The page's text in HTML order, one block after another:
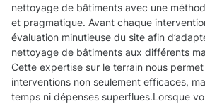
nettoyage de bâtiments avec une
et pragmatique. Avant chaque
évaluation minutieuse du site afin
nettoyage de bâtiments aux différents
Cette expertise sur le terrain nous permet
interventions non seulement efficaces,
temps ni dépenses superflues.Lorsque